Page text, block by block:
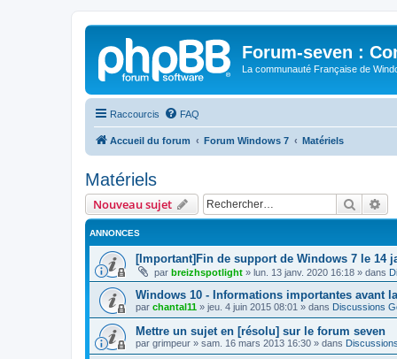
Forum-seven :
La communauté Française de
Raccourcis FAQ
Accueil du forum Forum Windows 7 Matériels
Matériels
Nouveau sujet
ANNONCES
[Important]Fin de support de Windows 7 le 14
par breizhspotlight » lun. 13 janv. 2020 16:18 » dans
Windows 10 - Informations importantes avant
par chantal11 » jeu. 4 juin 2015 08:01 » dans Discussions
Mettre un sujet en [résolu] sur le forum seven
par grimpeur » sam. 16 mars 2013 16:30 » dans